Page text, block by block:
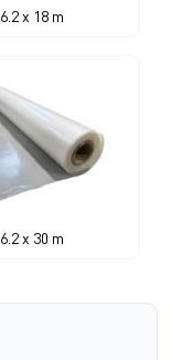
6.2 x 18 m
6.2 x 30 m